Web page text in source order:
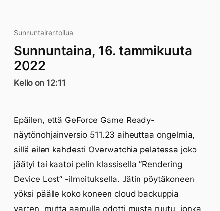
Sunnuntairentoilua
Sunnuntaina, 16. tammikuuta
2022
Kello on 12:11
Epäilen, että GeForce Game Ready-
näytönohjainversio 511.23 aiheuttaa ongelmia,
sillä eilen kahdesti Overwatchia pelatessa joko
jäätyi tai kaatoi pelin klassisella ”Rendering
Device Lost” -ilmoituksella. Jätin pöytäkoneen
yöksi päälle koko koneen cloud backuppia
varten, mutta aamulla odotti musta ruutu, jonka